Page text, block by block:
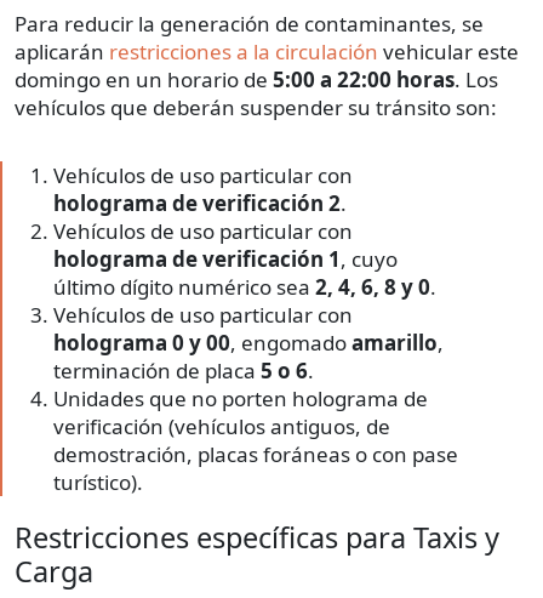
Para reducir la generación de contaminantes, se
aplicarán restricciones a la circulación vehicular este
domingo en un horario de 5:00 a 22:00 horas. Los
vehículos que deberán suspender su tránsito son:
Vehículos de uso particular con
holograma de verificación 2.
Vehículos de uso particular con
holograma de verificación 1, cuyo
último dígito numérico sea 2, 4, 6, 8 y 0.
Vehículos de uso particular con
holograma 0 y 00, engomadoamarillo,
terminación de placa 5 o 6.
Unidades que no porten holograma de
verificación (vehículos antiguos, de
demostración, placas foráneas o con pase
turístico).
Restricciones específicas para Taxis y
Carga